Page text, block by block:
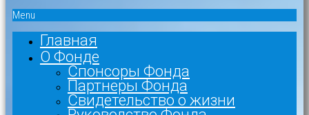
Menu
Главная
О Фонде
Спонсоры Фонда
Партнеры Фонда
Свидетельство о жизни